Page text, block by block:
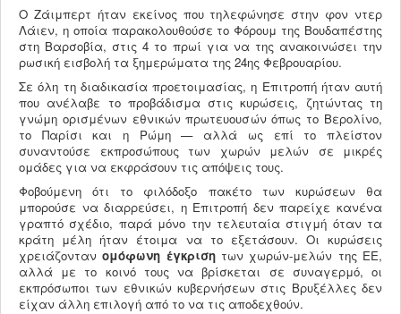
Ο Ζάιμπερτ ήταν εκείνος που τηλεφώνησε στην φον ντερ
Λάιεν, η οποία παρακολουθούσε το Φόρουμ της Βουδαπέστης
στη Βαρσοβία, στις 4 το πρωί για να της ανακοινώσει την
ρωσική εισβολή τα ξημερώματα της 24ης Φεβρουαρίου.
Σε όλη τη διαδικασία προετοιμασίας, η Επιτροπή ήταν αυτή
που ανέλαβε το προβάδισμα στις κυρώσεις, ζητώντας τη
γνώμη ορισμένων εθνικών πρωτευουσών όπως το Βερολίνο,
το Παρίσι και η Ρώμη — αλλά ως επί το πλείστον
συναντούσε εκπροσώπους των χωρών μελών σε μικρές
ομάδες για να εκφράσουν τις απόψεις τους.
Φοβούμενη ότι το φιλόδοξο πακέτο των κυρώσεων θα
μπορούσε να διαρρεύσει, η Επιτροπή δεν παρείχε κανένα
γραπτό σχέδιο, παρά μόνο την τελευταία στιγμή όταν τα
κράτη μέλη ήταν έτοιμα να το εξετάσουν. Οι κυρώσεις
χρειάζοντανομόφωνη έγκρισητων χωρών-μελών της ΕΕ,
αλλά με το κοινό τους να βρίσκεται σε συναγερμό, οι
εκπρόσωποι των εθνικών κυβερνήσεων στις Βρυξέλλες δεν
είχαν άλλη επιλογή από το να τις αποδεχθούν.